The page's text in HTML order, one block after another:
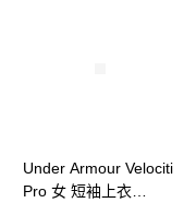
Under Armour Velociti
Pro 女 短袖上衣